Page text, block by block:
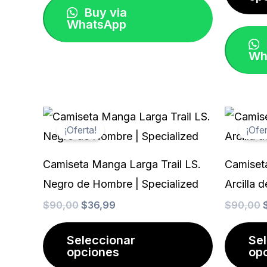
Buy via
WhatsApp
¡Oferta!
Camiseta Manga Larga Trail LS.
Negro de Hombre | Specialized
$90,00
El
precio
original
$90,00.
$36,99
El
precio
actual
$36,99.
Seleccionar
opciones
Este
producto
opciones
se
Arcilla
$90,00